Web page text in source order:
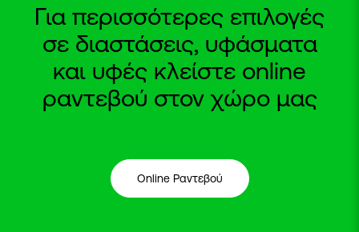
Για περισσότερες επιλογές
σε διαστάσεις, υφάσματα
και υφές κλείστε online
ραντεβού στον χώρο μας
Online Ραντεβού